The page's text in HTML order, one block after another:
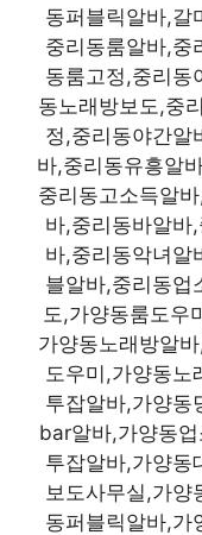
동퍼블릭알바,갈
중리동룸알바,중
동룸고정,중리동
동노래방보도,중
정,중리동야간알
바,중리동유흥알
중리동고소득알
바,중리동바알바
바,중리동악녀알
블알바,중리동업
도,가양동룸도우
가양동노래방알
도우미,가양동노
투잡알바,가양동
bar알바,가양동
투잡알바,가양동
보도사무실,가
동퍼블릭알바,가